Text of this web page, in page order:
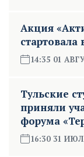
Акция
стартовала
14:35 01
Тульские
приняли
форума
16:30 31